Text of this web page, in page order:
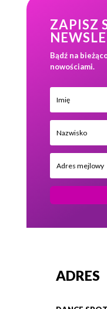
ZAPISZ
Bądź na
nowościami.
ADRES